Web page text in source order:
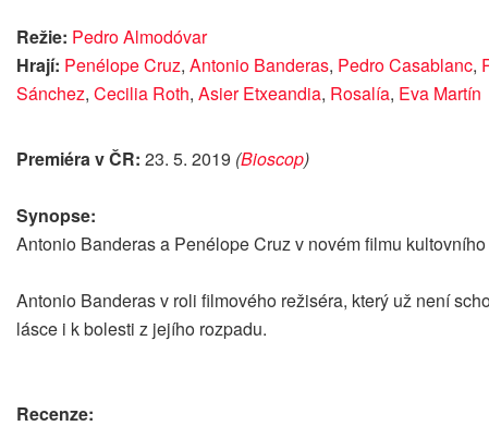
Režie: Pedro Almodóvar
Hrají: Penélope Cruz, Antonio Banderas, Pedro Casablanc,
Sánchez, Cecilia Roth, Asier Etxeandia, Rosalía, Eva Martín
Premiéra v ČR: 23. 5. 2019 (Bioscop)
Synopse:
Antonio Banderas a Penélope Cruz v novém filmu
Antonio Banderas v roli filmového režiséra, který už není
lásce i k bolesti z jejího rozpadu.
Recenze: